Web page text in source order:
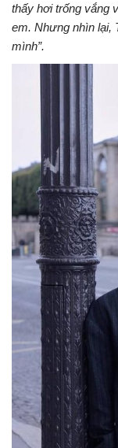
thấy hơi trống vắng
em. Nhưng nhìn lại,
mình”.